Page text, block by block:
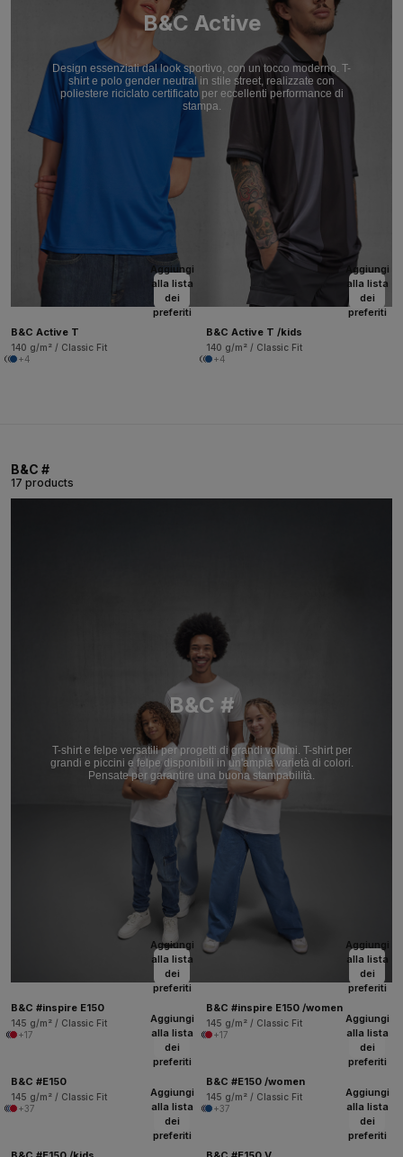
B&C Active
Design essenziali dal look sportivo, con un tocco moderno. T-
shirt e polo gender neutral in stile street, realizzate con
poliestere riciclato certificato per eccellenti performance di
stampa.
Aggiungi
alla lista
dei
preferiti
B&C Active T
140 g/m² / Classic Fit
+4
Aggiungi
alla lista
dei
preferiti
B&C Active T /kids
140 g/m² / Classic Fit
+4
B&C #
17 products
B&C #
T-shirt e felpe versatili per progetti di grandi volumi. T-shirt per
grandi e piccini e felpe disponibili in un'ampia varietà di colori.
Pensate per garantire una buona stampabilità.
Aggiungi
alla lista
dei
preferiti
B&C #inspire E150
145 g/m² / Classic Fit
+17
Aggiungi
alla lista
dei
preferiti
B&C #inspire E150 /women
145 g/m² / Classic Fit
+17
Aggiungi
alla lista
dei
preferiti
B&C #E150
145 g/m² / Classic Fit
+37
Aggiungi
alla lista
dei
preferiti
B&C #E150 /women
145 g/m² / Classic Fit
+37
Aggiungi
alla lista
dei
preferiti
Aggiungi
alla lista
dei
preferiti